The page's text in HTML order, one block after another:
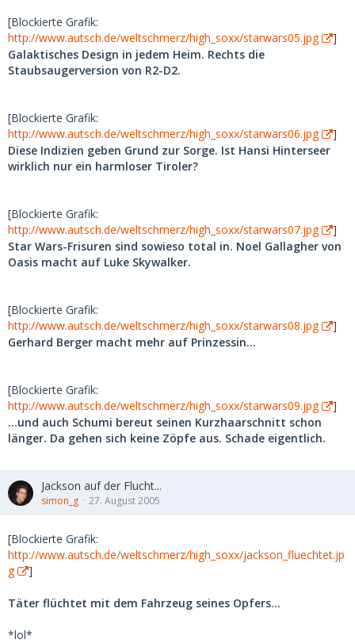
[Blockierte Grafik:
http://www.autsch.de/weltschmerz/high_soxx/starwars05.jpg
]
Galaktisches Design in jedem Heim. Rechts die
Staubsaugerversion von R2-D2.
[Blockierte Grafik:
http://www.autsch.de/weltschmerz/high_soxx/starwars06.jpg
]
Diese Indizien geben Grund zur Sorge. Ist Hansi Hinterseer
wirklich nur ein harmloser Tiroler?
[Blockierte Grafik:
http://www.autsch.de/weltschmerz/high_soxx/starwars07.jpg
]
Star Wars-Frisuren sind sowieso total in. Noel Gallagher von
Oasis macht auf Luke Skywalker.
[Blockierte Grafik:
http://www.autsch.de/weltschmerz/high_soxx/starwars08.jpg
]
Gerhard Berger macht mehr auf Prinzessin...
[Blockierte Grafik:
http://www.autsch.de/weltschmerz/high_soxx/starwars09.jpg
]
...und auch Schumi bereut seinen Kurzhaarschnitt schon
länger. Da gehen sich keine Zöpfe aus. Schade eigentlich.
Jackson auf der Flucht...
simon_g 27. August 2005
[Blockierte Grafik:
http://www.autsch.de/weltschmerz/high_soxx/jackson_fluechtet.jp
g
]
Täter flüchtet mit dem Fahrzeug seines Opfers...
*lol*